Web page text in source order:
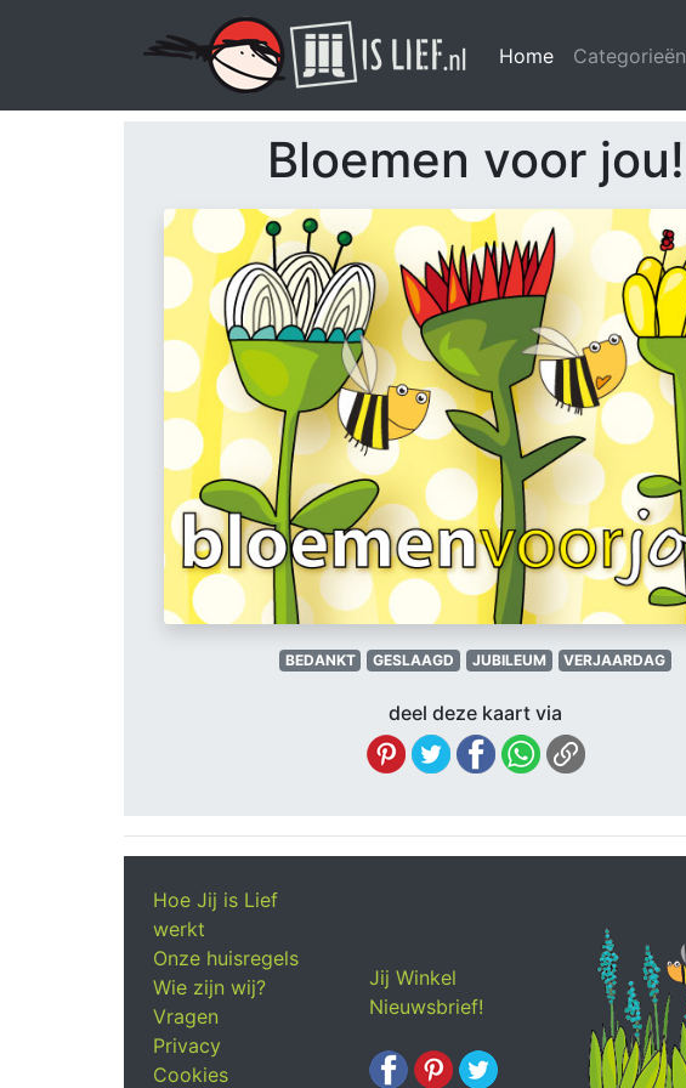
Home (huidige)
Categorieën
Bloemen voor jou!
BEDANKT GESLAAGD JUBILEUM VERJAARDAG
deel deze kaart via
Hoe Jij is Lief
werkt
Onze huisregels
Wie zijn wij?
Vragen
Privacy
Cookies
Jij Winkel
Nieuwsbrief!